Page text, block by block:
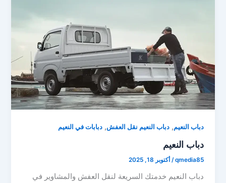
دباب النعيم,دباب النعيم نقل العفش,دبابات في النعيم
دباب النعيم
qmedia85
/أكتوبر 18, 2025
دباب النعيم خدمتك السريعة لنقل العفش والمشاوير في